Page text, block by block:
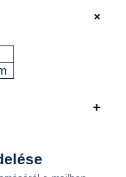
+
+